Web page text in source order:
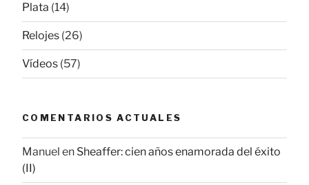
Plata (14)
Relojes (26)
Vídeos (57)
COMENTARIOS ACTUALES
Manuel en Sheaffer: cien años enamorada del éxito
(II)